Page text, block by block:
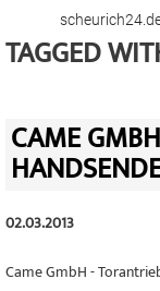
TAGGED
CAME
02.03.2013
Came GmbH -